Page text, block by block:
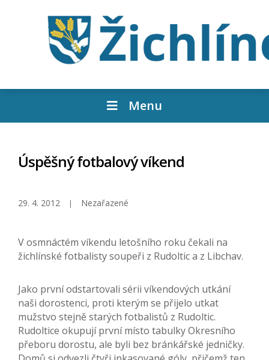
Menu
Úspěšný fotbalový víkend
29. 4. 2012 Nezařazené
V osmnáctém víkendu letošního roku čekali na
žichlínské fotbalisty soupeři z Rudoltic a z Libchav.
Jako první odstartovali sérii víkendových utkání
naši dorostenci, proti kterým se přijelo utkat
mužstvo stejně starých fotbalistů z Rudoltic.
Rudoltice okupují první místo tabulky Okresního
přeboru dorostu, ale byli bez bránkářské jedničky.